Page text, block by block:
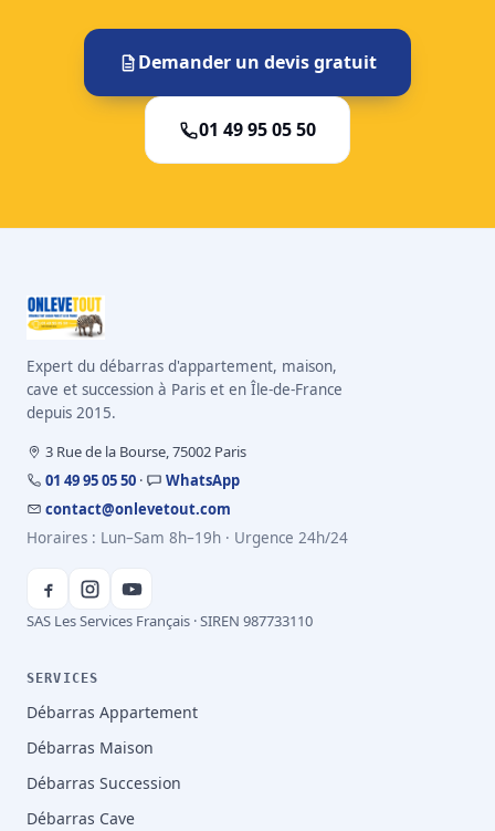
Demander un devis gratuit
01 49 95 05 50
Expert du débarras d'appartement, maison,
cave et succession à Paris et en Île-de-France
depuis 2015.
3 Rue de la Bourse, 75002 Paris
01 49 95 05 50 ·
WhatsApp
contact@onlevetout.com
Horaires : Lun–Sam 8h–19h · Urgence 24h/24
SAS Les Services Français · SIREN 987733110
SERVICES
Débarras Appartement
Débarras Maison
Débarras Succession
Débarras Cave